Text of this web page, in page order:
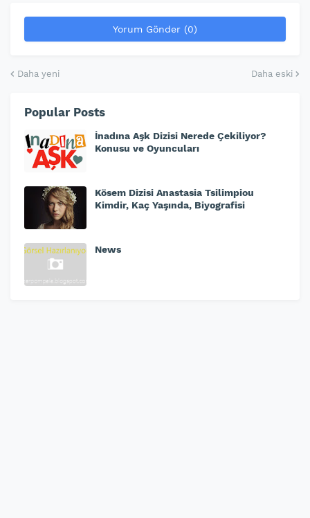
Yorum Gönder (0)
Daha yeni Daha eski
Popular Posts
İnadına Aşk Dizisi Nerede Çekiliyor?
Konusu ve Oyuncuları
Kösem Dizisi Anastasia Tsilimpiou
Kimdir, Kaç Yaşında, Biyografisi
News